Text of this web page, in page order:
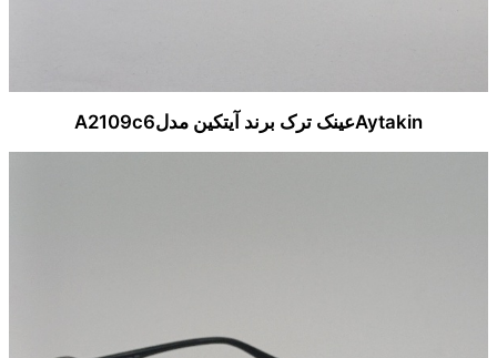
Aytakinعینک ترک برند آیتکین مدلA2109c6